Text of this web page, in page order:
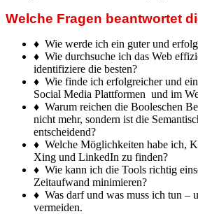
Welche Fragen beantwortet
♦ Wie werde ich ein guter und
♦ Wie durchsuche ich das Web
identifiziere die besten?
♦ Wie finde ich erfolgreicher und
Social Media Plattformen und im
♦ Warum reichen die Booleschen
nicht mehr, sondern ist die
entscheidend?
♦ Welche Möglichkeiten habe ich,
Xing und LinkedIn zu finden?
♦ Wie kann ich die Tools richtig
Zeitaufwand minimieren?
♦ Was darf und was muss ich tun –
vermeiden.